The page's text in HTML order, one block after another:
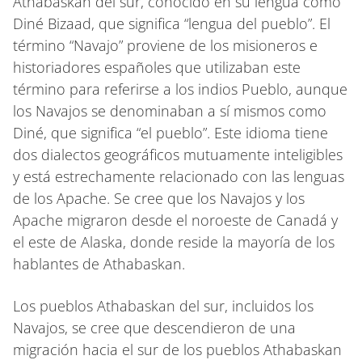
Diné Bizaad, que significa “lengua del pueblo”. El
término “Navajo” proviene de los misioneros e
historiadores españoles que utilizaban este
término para referirse a los indios Pueblo, aunque
los Navajos se denominaban a sí mismos como
Diné, que significa “el pueblo”. Este idioma tiene
dos dialectos geográficos mutuamente inteligibles
y está estrechamente relacionado con las lenguas
de los Apache. Se cree que los Navajos y los
Apache migraron desde el noroeste de Canadá y
el este de Alaska, donde reside la mayoría de los
hablantes de Athabaskan.
Los pueblos Athabaskan del sur, incluidos los
Navajos, se cree que descendieron de una
migración hacia el sur de los pueblos Athabaskan